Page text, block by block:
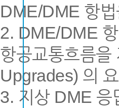
DME/DME 항
2. DME/DME
항공교통흐름
Upgrades) 의
3. 지상 DME 응